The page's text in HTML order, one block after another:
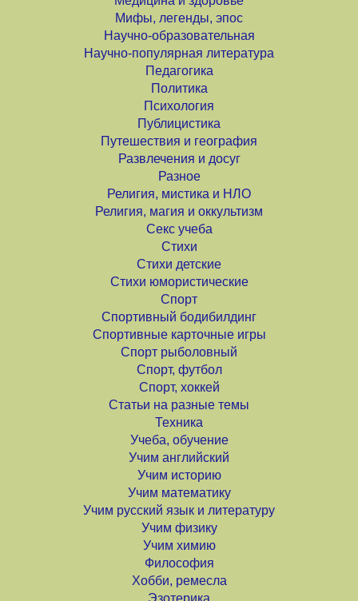
Мифы, легенды, эпос
Научно-образовательная
Научно-популярная литература
Педагогика
Политика
Психология
Публицистика
Путешествия и география
Развлечения и досуг
Разное
Религия, мистика и НЛО
Религия, магия и оккультизм
Секс учеба
Стихи
Стихи детские
Стихи юмористические
Спорт
Спортивный бодибилдинг
Спортивные карточные игры
Спорт рыболовный
Спорт, футбол
Спорт, хоккей
Статьи на разные темы
Техника
Учеба, обучение
Учим английский
Учим историю
Учим математику
Учим русский язык и литературу
Учим физику
Учим химию
Философия
Хобби, ремесла
Эзотерика